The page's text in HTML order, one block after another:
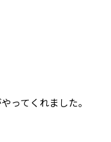
ってくれました。